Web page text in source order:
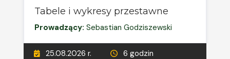
Tabele i wykresy przestawne
Prowadzący: Sebastian Godziszewski
25.08.2026 r.
6 godzin